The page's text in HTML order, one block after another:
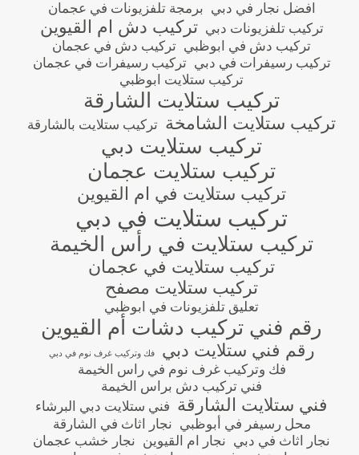
افضل نجار في دبي برمجة تلفزيونات في عجمان
تركيب تلفزيونات دبي تركيب دش ام القيوين
تركيب دش في ابوظبي تركيب دش في عجمان
تركيب رسيفرات في دبي تركيب رسيفرات في عجمان
تركيب ستلايت ابوظبي
تركيب ستلايت الشارقة
تركيب ستلايت الشامخة تركيب ستلايت بالشارقة
تركيب ستلايت دبي
تركيب ستلايت عجمان
تركيب ستلايت في ام القيوين
تركيب ستلايت في دبي
تركيب ستلايت في رأس الخيمة
تركيب ستلايت في عجمان
تركيب ستلايت مصفح
تعليق تلفزيونات في ابوظبي
رقم فني تركيب دشات أم القيوين
رقم فني ستلايت دبي فك وتركيب غرف نوم في دبي
فك وتركيب غرف نوم في راس الخيمة
فني تركيب دش براس الخيمة
فني ستلايت الشارقة فني ستلايت دبي البرشاء
محل رسيفر في أبوظبي نجار اثاث في الشارقة
نجار اثاث في دبي نجار ام القيوين نجار خشب عجمان